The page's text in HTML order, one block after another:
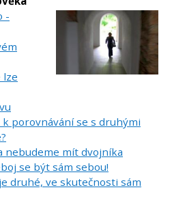
-
lze
porovnávání se s druhými
nebudeme mít dvojníka
se být sám sebou!
druhé, ve skutečnosti sám